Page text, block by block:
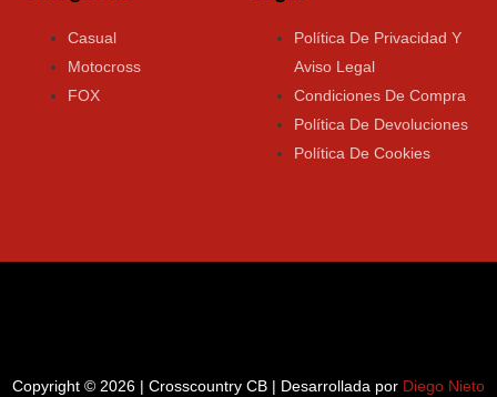
Casual
Motocross
FOX
Política De Privacidad Y
Aviso Legal
Condiciones De Compra
Política De Devoluciones
Política De Cookies
Copyright © 2026 | Crosscountry CB | Desarrollada por Diego Nieto